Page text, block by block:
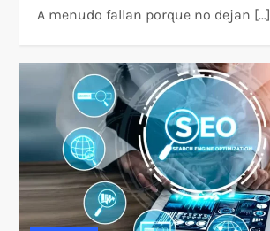
A menudo fallan porque no dejan […]